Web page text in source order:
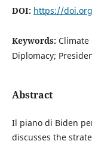
DOI: https://
Keywords: Climate
Diplomacy;
Abstract
Il piano di Biden
discusses the